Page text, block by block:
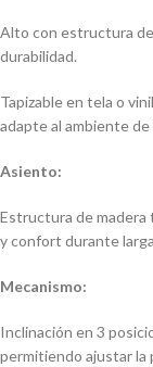
Alto con estructura
durabilidad.
Tapizable en tela o
adapte al ambiente de
Asiento:
Estructura de madera
y confort durante
Mecanismo:
Inclinación en 3
permitiendo ajustar la